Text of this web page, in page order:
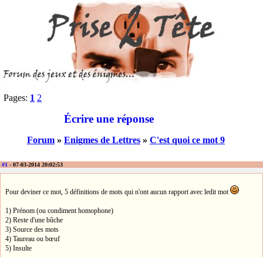
Pages: 1 2
Écrire une réponse
Forum » Enigmes de Lettres » C'est quoi ce mot 9
#1 - 07-03-2014 20:02:53
Pour deviner ce mot, 5 définitions de mots qui n'ont aucun rapport avec ledit mot
1) Prénom (ou condiment homophone)
2) Reste d'une bûche
3) Source des mots
4) Taureau ou bœuf
5) Insulte